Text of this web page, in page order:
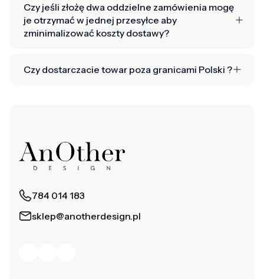
Czy jeśli złożę dwa oddzielne zamówienia mogę
je otrzymać w jednej przesyłce aby
zminimalizować koszty dostawy?
Czy dostarczacie towar poza granicami Polski ?
784 014 183
sklep@anotherdesign.pl